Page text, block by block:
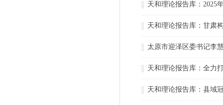
天和理论报告库：2025
天和理论报告库：甘肃
太原市迎泽区委书记李
天和理论报告库：全力
天和理论报告库：县域